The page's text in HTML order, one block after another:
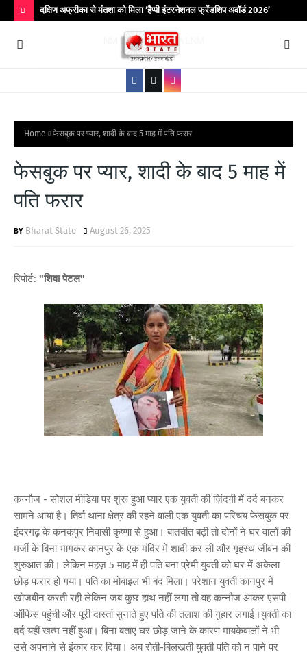
O
S
दक्षिण अफ्रीका से मंतशा को मिला ‘हैप्पी इंटरनेशनल फ्रेंडशिप अवॉर्ड 2026’
Home फेसबुक पर प्यार, शादी के बाद 5 माह में पति फरार
फेसबुक पर प्यार, शादी के बाद 5 माह में
पति फरार
Bharat State August 26, 2025
रिपोर्ट: "शिवा पेटल"
कन्नौज - सोशल मीडिया पर शुरू हुआ प्यार एक युवती की ज़िंदगी में दर्द बनकर
सामने आया है। तिर्वा थाना क्षेत्र की रहने वाली एक युवती का परिचय फेसबुक पर
इंदरगढ़ के कनकपुर निवासी कृष्णा से हुआ। बातचीत बढ़ी तो दोनों ने घर वालों की
मर्जी के बिना भागकर कानपुर के एक मंदिर में शादी कर ली और गृहस्थ जीवन की
शुरुआत की। लेकिन महज़ 5 माह में ही पति बना प्रेमी युवती को घर में अकेला
छोड़ फरार हो गया। पति का मोबाइल भी बंद मिला। परेशान युवती कानपुर में
खोजबीन करती रही लेकिन जब कुछ हाथ नहीं लगा तो वह कन्नौज आकर एसपी
ऑफिस पहुंची और पूरी दास्तां सुनाते हुए पति की तलाश की गुहार लगाई।युवती का
दर्द यहीं खत्म नहीं हुआ। बिना बताए घर छोड़ जाने के कारण मायकेवालों ने भी
उसे अपनाने से इंकार कर दिया। अब रोती-बिलखती युवती पति को न पाने पर